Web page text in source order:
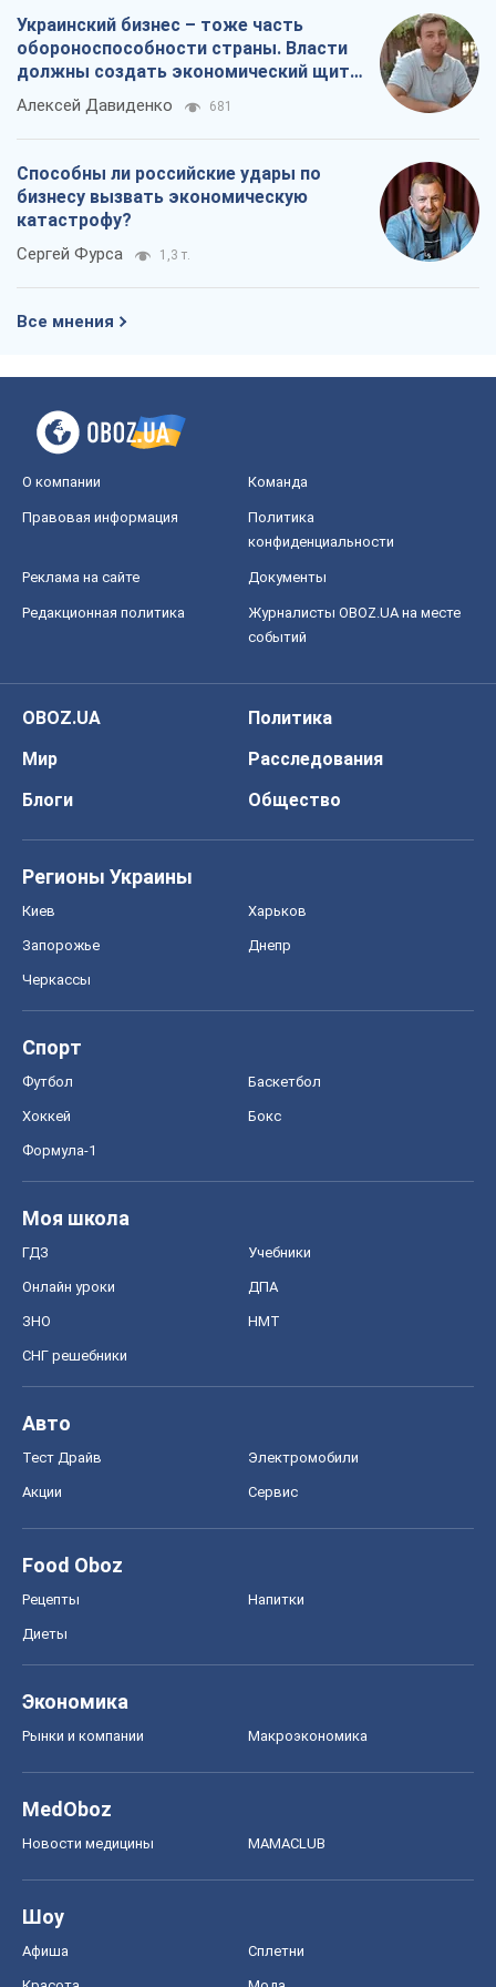
Украинский бизнес – тоже часть
обороноспособности страны. Власти
должны создать экономический щит
для компаний
Алексей Давиденко 681
Способны ли российские удары по
бизнесу вызвать экономическую
катастрофу?
Сергей Фурса 1,3 т.
Все мнения
О компании Команда
Правовая информация
Политика
конфиденциальности
Реклама на сайте Документы
Редакционная политика
Журналисты OBOZ.UA на месте
событий
OBOZ.UA
Политика
Мир
Расследования
Блоги
Общество
Регионы Украины
Киев Харьков
Запорожье Днепр
Черкассы
Спорт
Футбол Баскетбол
Хоккей Бокс
Формула-1
Моя школа
ГДЗ Учебники
Онлайн уроки ДПА
ЗНО НМТ
СНГ решебники
Авто
Тест Драйв Электромобили
Акции Сервис
Food Oboz
Рецепты Напитки
Диеты
Экономика
Рынки и компании Mакроэкономика
MedOboz
Новости медицины MAMACLUB
Шоу
Афиша Сплетни